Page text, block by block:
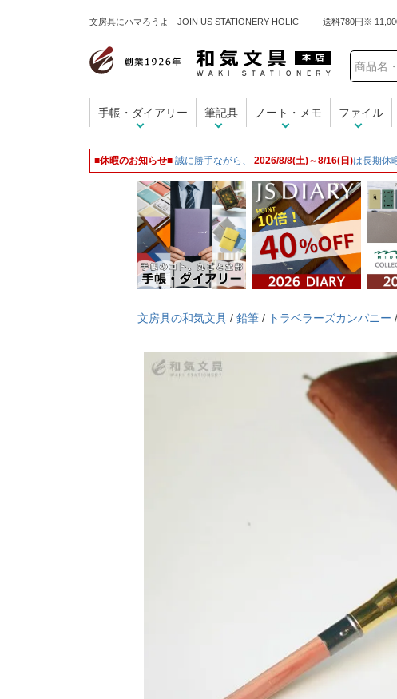
文房具にハマろうよ JOIN US STATIONERY HOLIC
和
手帳・ダイアリー 筆記具 ノート・メモ ファイル
■休暇のお知らせ■ 誠に勝手ながら、 2026/8/8(土)～8/16(日)は長期休
文房具の和気文具 / 鉛筆 / トラベラーズカンパニー /